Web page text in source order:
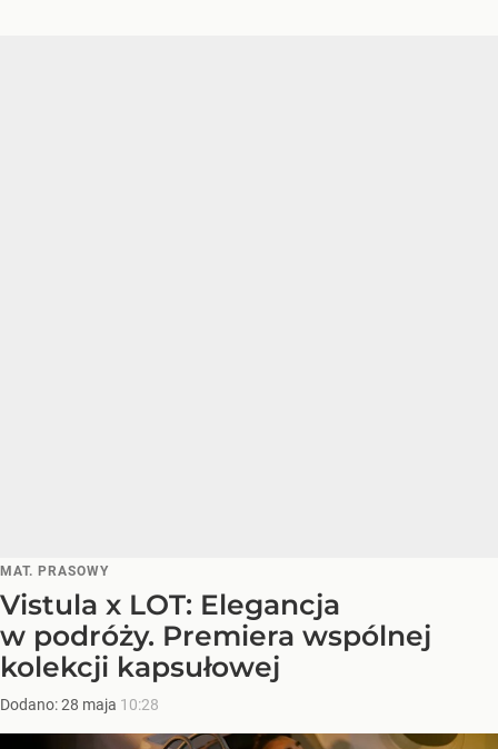
MAT. PRASOWY
Vistula x LOT: Elegancja
w podróży. Premiera wspólnej
kolekcji kapsułowej
Dodano:28 maja 10:28